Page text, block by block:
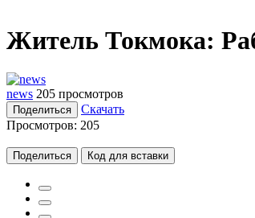
Житель Токмока:
news 205 просмотров
Поделиться
Скачать
Просмотров: 205
Поделиться Код для вставки